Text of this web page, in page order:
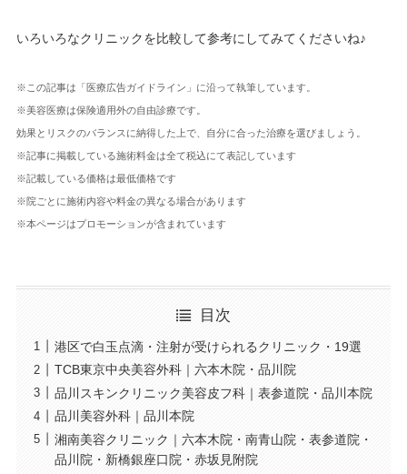
いろいろなクリニックを比較して参考にしてみてくださいね♪
※この記事は「医療広告ガイドライン」に沿って執筆しています。
※美容医療は保険適用外の自由診療です。
効果とリスクのバランスに納得した上で、自分に合った治療を選びましょう。
※記事に掲載している施術料金は全て税込にて表記しています
※記載している価格は最低価格です
※院ごとに施術内容や料金の異なる場合があります
※本ページはプロモーションが含まれています
目次
港区で白玉点滴・注射が受けられるクリニック・19選
TCB東京中央美容外科｜六本木院・品川院
品川スキンクリニック美容皮フ科｜表参道院・品川本院
品川美容外科｜品川本院
湘南美容クリニック｜六本木院・南青山院・表参道院・
品川院・新橋銀座口院・赤坂見附院